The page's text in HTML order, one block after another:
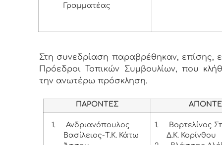
Γραμματέας
Στη συνεδρίαση παραβρέθηκαν, επίσης,
Πρόεδροι Τοπικών Συμβουλίων, που
την ανωτέρω πρόσκληση.
ΠΑΡΟΝΤΕΣ
1.
Ανδριανόπουλος
Βασίλειος-Τ.Κ. Κάτω
1.
Βορτελίνος
Δ.Κ. Κορίνθου